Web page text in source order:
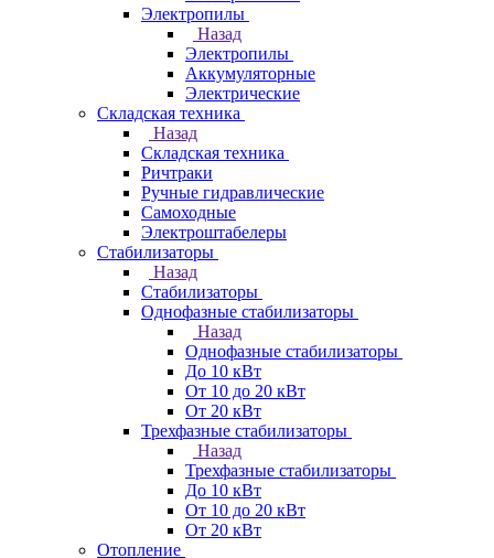
Электропилы
Назад
Электропилы
Аккумуляторные
Электрические
Складская техника
Назад
Складская техника
Ричтраки
Ручные гидравлические
Самоходные
Электроштабелеры
Стабилизаторы
Назад
Стабилизаторы
Однофазные стабилизаторы
Назад
Однофазные стабилизаторы
До 10 кВт
От 10 до 20 кВт
От 20 кВт
Трехфазные стабилизаторы
Назад
Трехфазные стабилизаторы
До 10 кВт
От 10 до 20 кВт
От 20 кВт
Отопление